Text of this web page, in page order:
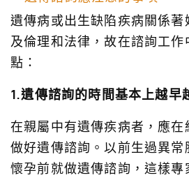
遺傳病或出生缺陷疾病關係
及倫理和法律，故在諮詢工
點：
1.遺傳諮詢的時間基本上越早
在親屬中有遺傳疾病者，應
做好遺傳諮詢。以前生過異常
懷孕前就做遺傳諮詢，這樣